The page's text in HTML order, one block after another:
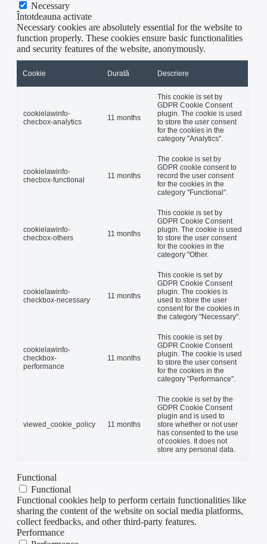
Necessary
Întotdeauna activate
Necessary cookies are absolutely essential for the website to
function properly. These cookies ensure basic functionalities
and security features of the website, anonymously.
Cookie Durată Descriere
cookielawinfo-
checbox-analytics
11 months
This cookie is set by
GDPR Cookie Consent
plugin. The cookie is used
to store the user consent
for the cookies in the
category "Analytics".
cookielawinfo-
checbox-functional
11 months
The cookie is set by
GDPR cookie consent to
record the user consent
for the cookies in the
category "Functional".
cookielawinfo-
checbox-others
11 months
This cookie is set by
GDPR Cookie Consent
plugin. The cookie is used
to store the user consent
for the cookies in the
category "Other.
cookielawinfo-
checkbox-necessary
11 months
This cookie is set by
GDPR Cookie Consent
plugin. The cookies is
used to store the user
consent for the cookies in
the category "Necessary".
cookielawinfo-
checkbox-
performance
11 months
This cookie is set by
GDPR Cookie Consent
plugin. The cookie is used
to store the user consent
for the cookies in the
category "Performance".
viewed_cookie_policy 11 months
The cookie is set by the
GDPR Cookie Consent
plugin and is used to
store whether or not user
has consented to the use
of cookies. It does not
store any personal data.
Functional
Functional
Functional cookies help to perform certain functionalities like
sharing the content of the website on social media platforms,
collect feedbacks, and other third-party features.
Performance